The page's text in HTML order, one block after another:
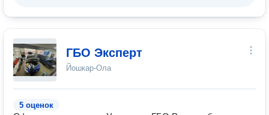
ГБО Эксперт
Йошкар-Ола
5 оценок